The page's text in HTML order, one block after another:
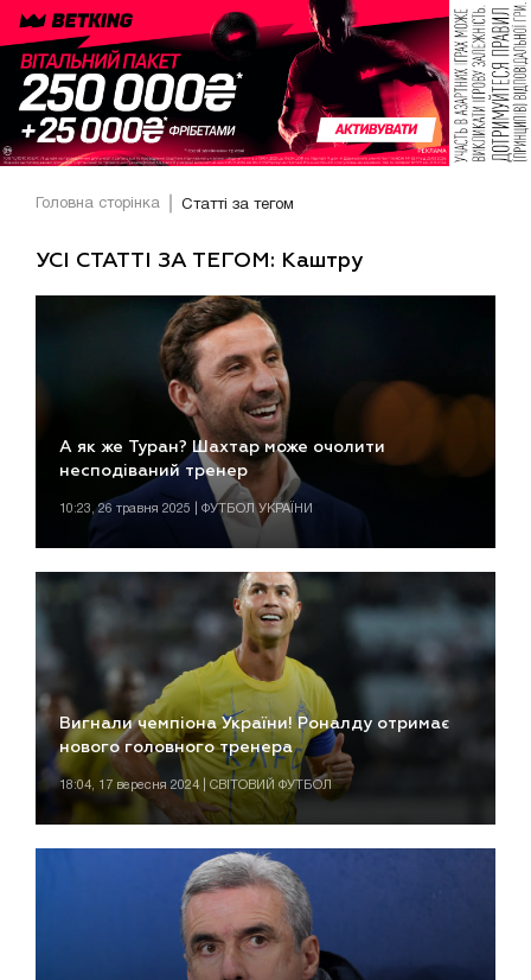
Головна сторінка Статті за тегом
УСІ СТАТТІ ЗА ТЕГОМ: Каштру
А як же Туран? Шахтар може очолити
несподіваний тренер
10:23, 26 травня 2025 | ФУТБОЛ УКРАЇНИ
Вигнали чемпіона України! Роналду отримає
нового головного тренера
18:04, 17 вересня 2024 | СВІТОВИЙ ФУТБОЛ